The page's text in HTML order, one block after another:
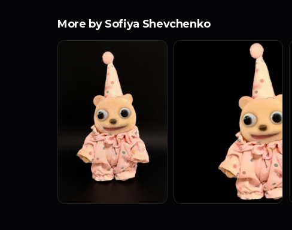
More by Sofiya Shevchenko